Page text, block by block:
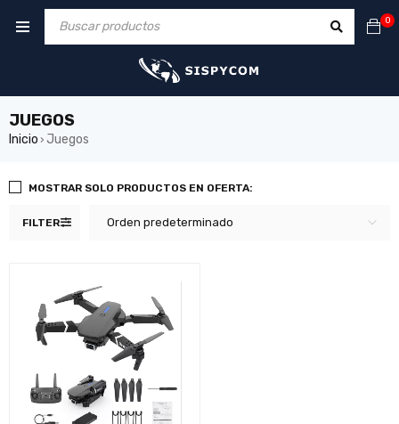
0
JUEGOS
Inicio › Juegos
FILTER Orden predeterminado
MOSTRAR SOLO PRODUCTOS EN OFERTA: